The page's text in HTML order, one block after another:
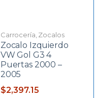
Carrocería Zocalos
Zocalo Izquierdo
VW Gol G3 4
Puertas 2000 –
2005
$2,397.15